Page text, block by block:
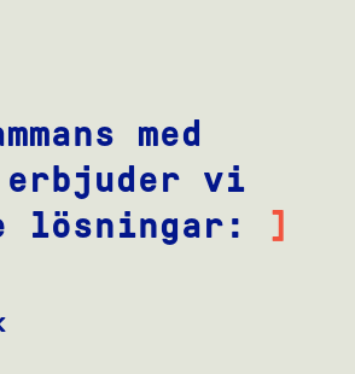
med
erbjuder vi
lösningar:
]